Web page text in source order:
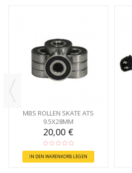
MBS ROLLEN SKATE ATS
9.5X28MM
20,00 €
IN DEN WARENKORB LEGEN